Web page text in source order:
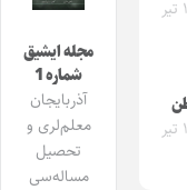
چهارشنبه ۱۰ تیر
چهارشنبه ۱۰ تیر
مجله ایشیق
شماره 1
آذربایجان
معلم‌لری و
تحصیل
مساله‌سی